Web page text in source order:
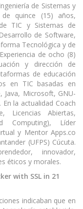
de Sistemas y
de quince (15) años,
TIC y Sistemas de
de Software,
Tecnológica y de
de ocho (8)
y dirección de
de educación
en TIC basadas en
Java, Microsoft, GNU-
la actualidad Coach
Licencias Abiertas,
Computing), Líder
y Mentor Apps.co
(UFPS) Cúcuta.
innovador,
éticos y morales.
with SSL in 21
indicaban que en